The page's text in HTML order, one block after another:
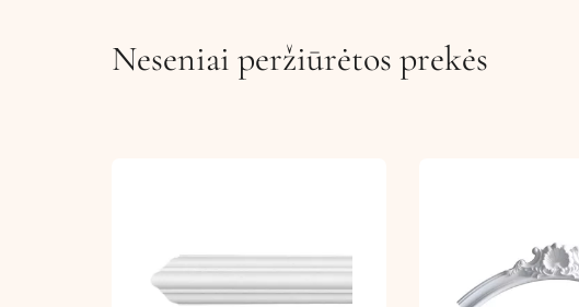
Neseniai peržiūrėtos prekės